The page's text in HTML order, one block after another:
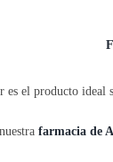
el producto
farmacia de